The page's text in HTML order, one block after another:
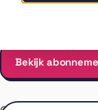
Alle Simyo-
Vanaf €53 per
Bekijk